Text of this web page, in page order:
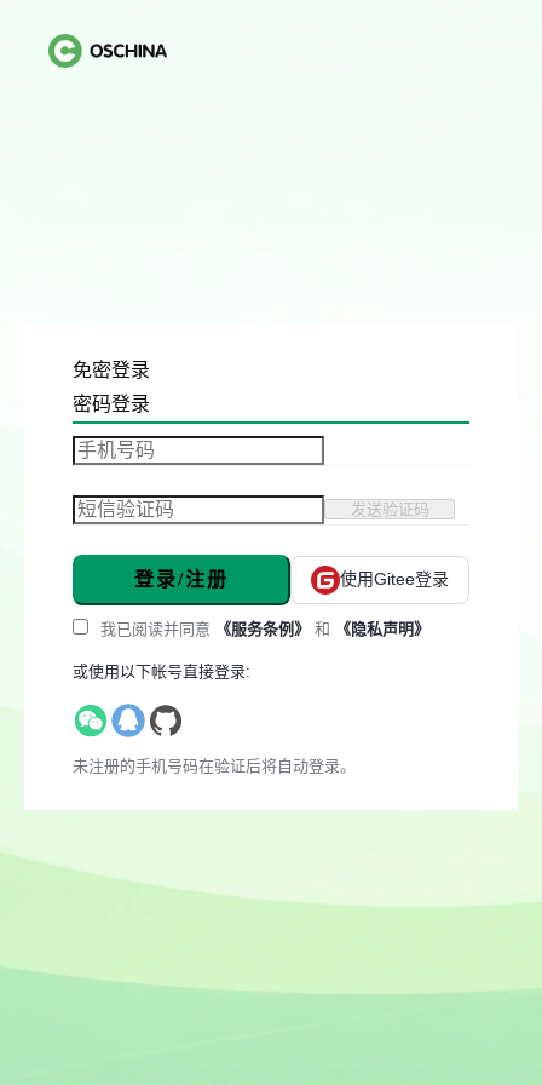
免密登录
密码登录
发送验证码
登录/注册 使用Gitee登录
我已阅读并同意 《服务条例》 和 《隐私声明》
或使用以下帐号直接登录:
未注册的手机号码在验证后将自动登录。